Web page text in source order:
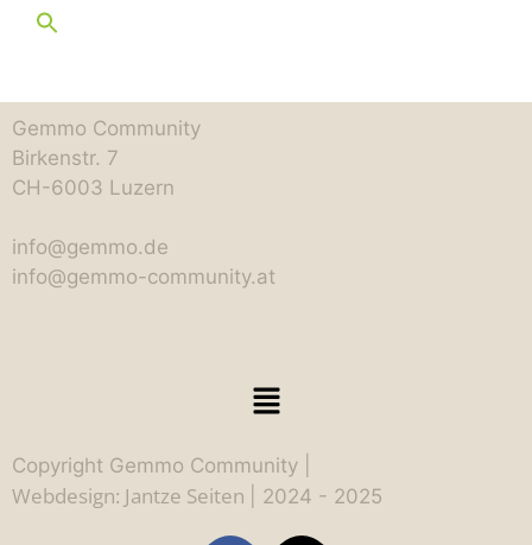
Gemmo Community
Birkenstr. 7
CH-6003 Luzern
info@gemmo.de
info@gemmo-community.at
Copyright Gemmo Community |
Webdesign: Jantze Seiten | 2024 - 2025